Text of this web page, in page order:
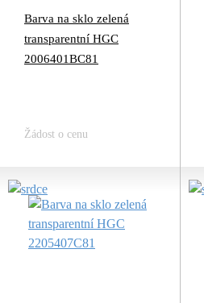
Barva na sklo zelená
transparentní HGC
2006401BC81
Žádost o cenu